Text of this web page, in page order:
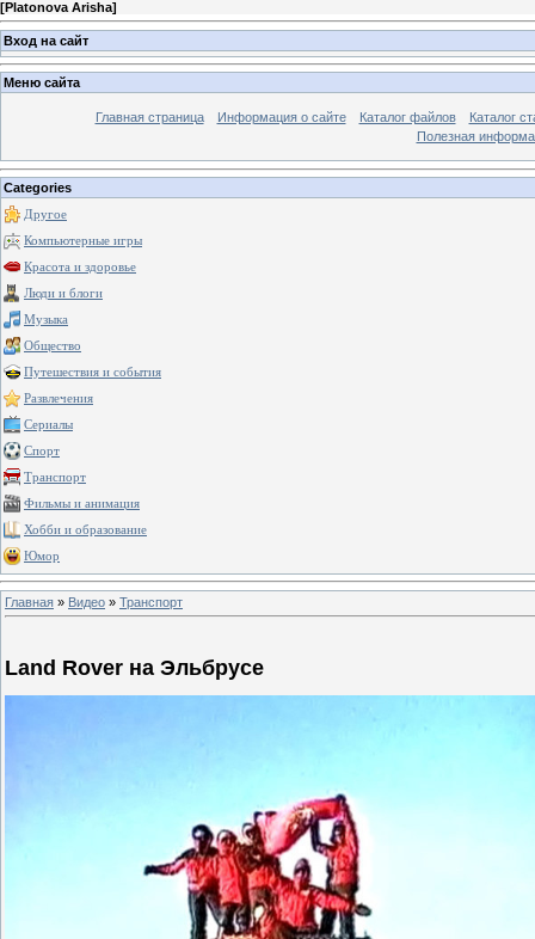
[Platonova Arisha]
Вход на сайт
Меню сайта
Главная страница Информация о сайте Каталог файлов
Каталог
Полезная
Categories
Другое
Компьютерные игры
Красота и здоровье
Люди и блоги
Музыка
Общество
Путешествия и события
Развлечения
Сериалы
Спорт
Транспорт
Фильмы и анимация
Хобби и образование
Юмор
Главная » Видео » Транспорт
Land Rover на Эльбрусе